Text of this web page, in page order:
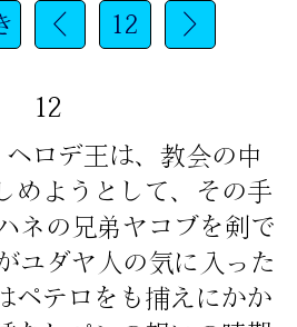
< 12 >
12
ヘロデ王は、教会の中
めようとして、その手
ネの兄弟ヤコブを剣で
ユダヤ人の気に入った
ペテロをも捕えにかか